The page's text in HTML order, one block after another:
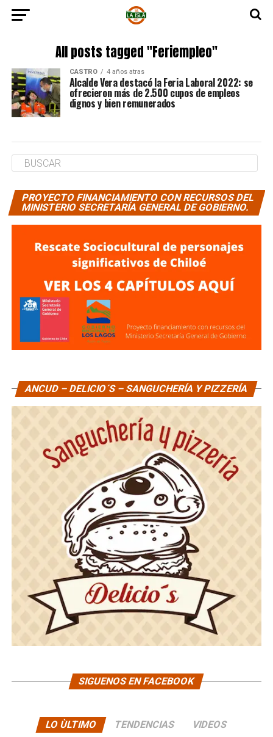
All posts tagged "Feriempleo"
CASTRO 4 años atras
Alcalde Vera destacó la Feria Laboral 2022: se
ofrecieron más de 2.500 cupos de empleos
dignos y bien remunerados
PROYECTO FINANCIAMIENTO CON RECURSOS DEL
MINISTERIO SECRETARÍA GENERAL DE GOBIERNO.
ANCUD – DELICIO´S – SANGUCHERÍA Y PIZZERÍA
SIGUENOS EN FACEBOOK
LO ÙLTIMO TENDENCIAS VIDEOS